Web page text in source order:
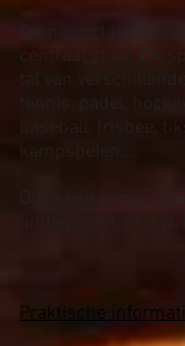
Omnisport is hét
centraal staat. De
baseball, frisbee,
Dit is een kamp
uitdagingen, m.a.w.
Praktische